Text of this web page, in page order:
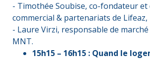
- Timothée Soubise, co-fondateur
commercial & partenariats de Lifeaz,
- Laure Virzi, responsable de
MNT.
15h15 – 16h15 : Quand le